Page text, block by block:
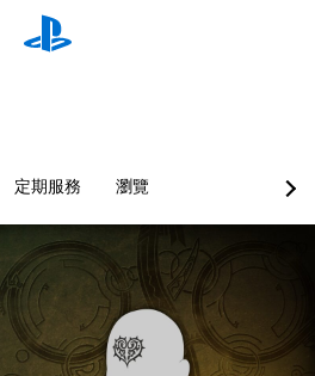
定期服務 瀏覽